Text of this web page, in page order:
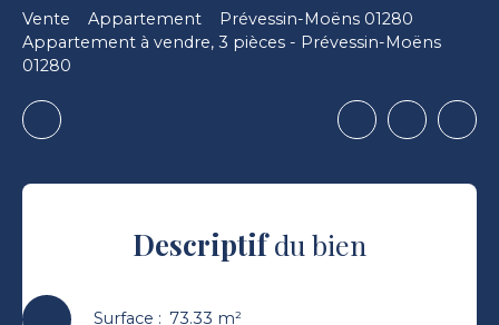
Vente Appartement
Prévessin-Moëns 01280
Appartement à vendre, 3 pièces - Prévessin-Moëns
01280
Descriptifdu bien
Surface : 73.33 m²